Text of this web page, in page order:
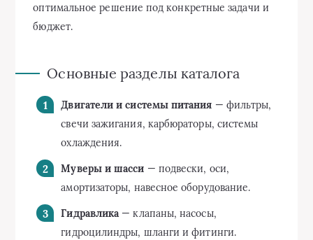
оптимальное решение под конкретные задачи и
бюджет.
Основные разделы каталога
Двигатели и системы питания — фильтры,
свечи зажигания, карбюраторы, системы
охлаждения.
Муверы и шасси — подвески, оси,
амортизаторы, навесное оборудование.
Гидравлика — клапаны, насосы,
гидроцилиндры, шланги и фитинги.